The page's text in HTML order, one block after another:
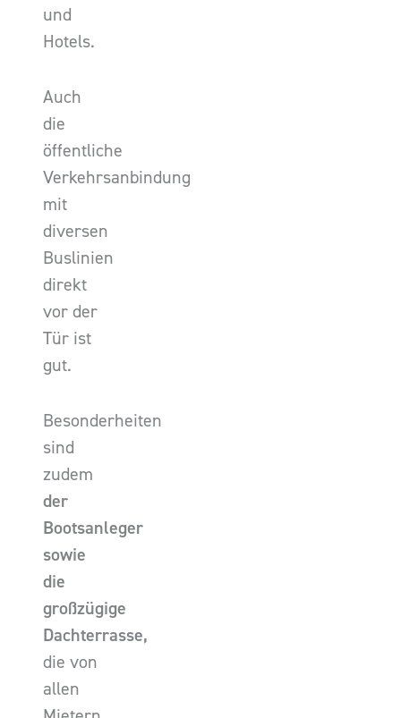
und
Hotels.
Auch
die
öffentliche
Verkehrsanbindung
mit
diversen
Buslinien
direkt
vor der
Tür ist
gut.
Besonderheiten
sind
zudem
der
Bootsanleger
sowie
die
großzügige
Dachterrasse,
die von
allen